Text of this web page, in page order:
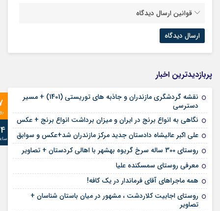
قوانین ارسال دیدگاه
پربازدیدترین اخبار
نقشه گردشگری مازندران و جاذبه های توریستی (1401) + مسیر
دسترسی
نگاهی به انواع برنج در ایران و میزان برداشت انواع برنج + عکس
علی‌ اکبر عالیشاه دادستان جدید مرکز مازندران شد+عکس و سوابق
روستای 300 ساله سرخ ‌گریوه بهشهر با اهالی کردستان + تصاویر
معرفی روستای سمسکنده علیا
همه ماجراهای آقای فرماندار در یک کافه!
روستای اجابیت کلاردشت ، مشهور در میان باستان شناسان +
تصاویر